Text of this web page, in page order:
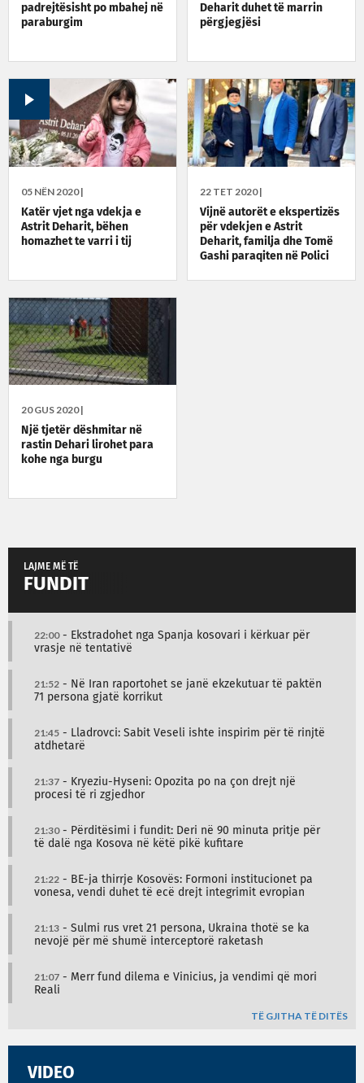
padrejtësisht po mbahej në
paraburgim
Deharit duhet të marrin
përgjegjësi
05 NËN 2020 |
Katër vjet nga vdekja e
Astrit Deharit, bëhen
homazhet te varri i tij
22 TET 2020 |
Vijnë autorët e ekspertizës
për vdekjen e Astrit
Deharit, familja dhe Tomë
Gashi paraqiten në Polici
20 GUS 2020 |
Një tjetër dëshmitar në
rastin Dehari lirohet para
kohe nga burgu
LAJME MË TË
FUNDIT
22:00- Ekstradohet nga Spanja kosovari i kërkuar për
vrasje në tentativë
21:52 - Në Iran raportohet se janë ekzekutuar të paktën
71 persona gjatë korrikut
21:45 - Lladrovci: Sabit Veseli ishte inspirim për të rinjtë
atdhetarë
21:37 - Kryeziu-Hyseni: Opozita po na çon drejt një
procesi të ri zgjedhor
21:30- Përditësimi i fundit: Deri në 90 minuta pritje për
të dalë nga Kosova në këtë pikë kufitare
21:22 - BE-ja thirrje Kosovës: Formoni institucionet pa
vonesa, vendi duhet të ecë drejt integrimit evropian
21:13 - Sulmi rus vret 21 persona, Ukraina thotë se ka
nevojë për më shumë interceptorë raketash
21:07 - Merr fund dilema e Vinicius, ja vendimi që mori
Reali
TË GJITHA TË DITËS
VIDEO